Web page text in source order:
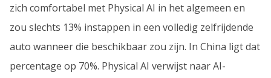
zich comfortabel met Physical AI in het algemeen en
zou slechts 13% instappen in een volledig zelfrijdende
auto wanneer die beschikbaar zou zijn. In China ligt dat
percentage op 70%. Physical AI verwijst naar AI-